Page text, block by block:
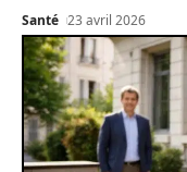
Santé 23 avril 2026